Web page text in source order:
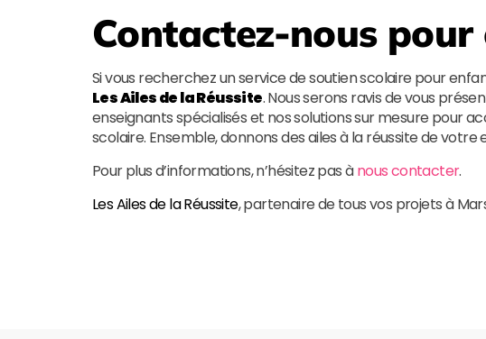
Contactez-nous
Si vous recherchez un service de soutien scolaire pour
Les Ailes de la Réussite. Nous serons ravis de vous
enseignants spécialisés et nos solutions sur mesure pour
scolaire. Ensemble, donnons des ailes à la réussite de votre
Pour plus d’informations, n’hésitez pas ànous contacter.
Les Ailes de la Réussite, partenaire de tous vos projets à